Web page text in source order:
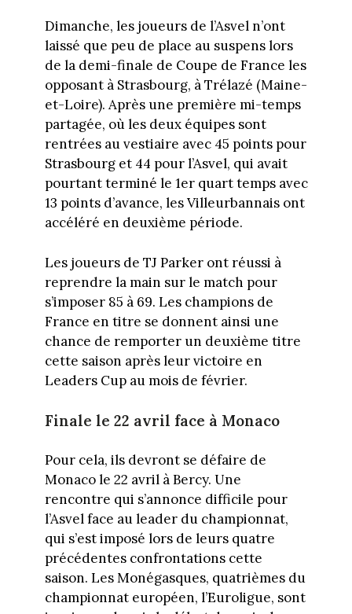
Dimanche, les joueurs de l’Asvel n’ont
laissé que peu de place au suspens lors
de la demi-finale de Coupe de France les
opposant à Strasbourg, à Trélazé (Maine-
et-Loire). Après une première mi-temps
partagée, où les deux équipes sont
rentrées au vestiaire avec 45 points pour
Strasbourg et 44 pour l’Asvel, qui avait
pourtant terminé le 1er quart temps avec
13 points d’avance, les Villeurbannais ont
accéléré en deuxième période.
Les joueurs de TJ Parker ont réussi à
reprendre la main sur le match pour
s’imposer 85 à 69. Les champions de
France en titre se donnent ainsi une
chance de remporter un deuxième titre
cette saison après leur victoire en
Leaders Cup au mois de février.
Finale le 22 avril face à Monaco
Pour cela, ils devront se défaire de
Monaco le 22 avril à Bercy. Une
rencontre qui s’annonce difficile pour
l’Asvel face au leader du championnat,
qui s’est imposé lors de leurs quatre
précédentes confrontations cette
saison. Les Monégasques, quatrièmes du
championnat européen, l’Euroligue, sont